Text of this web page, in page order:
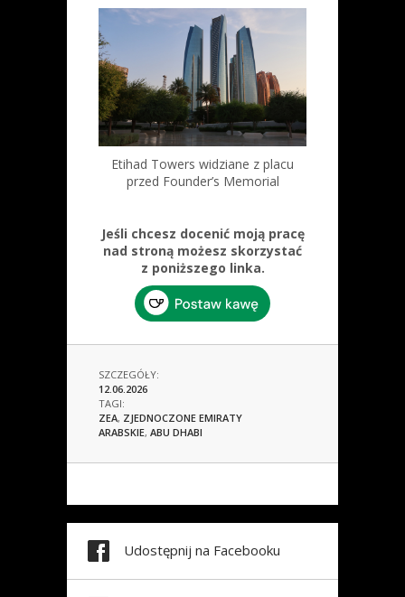
Etihad Towers widziane z placu
przed Founder’s Memorial
Jeśli chcesz docenić moją pracę
nad stroną możesz skorzystać
z poniższego linka.
SZCZEGÓŁY:
12.06.2026
TAGI:
ZEA, ZJEDNOCZONE EMIRATY
ARABSKIE, ABU DHABI
Udostępnij na Facebooku